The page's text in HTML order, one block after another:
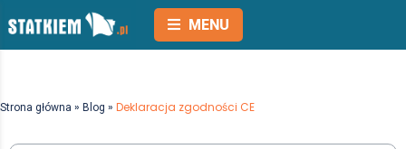
MENU
Strona główna » Blog » Deklaracja zgodności CE